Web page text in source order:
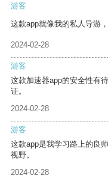
游客
这款app就像我的私人导游
2024-02-28
游客
这款加速器app的安全性有
证。
2024-02-28
游客
这款app是我学习路上的良
视野。
2024-02-28